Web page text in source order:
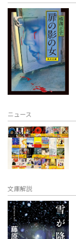
ニュース
文庫解説